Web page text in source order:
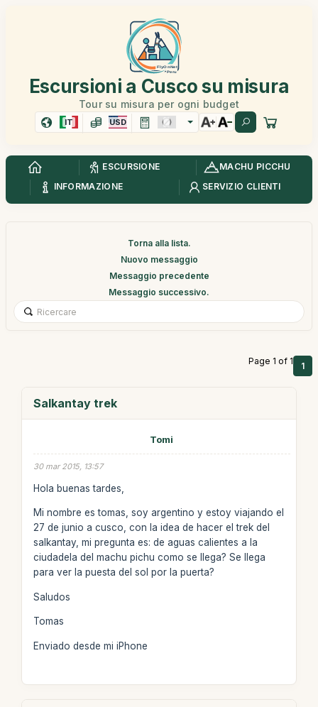
Escursioni a Cusco su misura
Tour su misura per ogni budget
IT USD
ESCURSIONE
MACHU PICCHU
INFORMAZIONE
SERVIZIO CLIENTI
Torna alla lista.
Nuovo messaggio
Messaggio precedente
Messaggio successivo.
Page 1 of 1 1
Salkantay trek
Tomi
30 mar 2015, 13:57
Hola buenas tardes,
Mi nombre es tomas, soy argentino y estoy viajando el
27 de junio a cusco, con la idea de hacer el trek del
salkantay, mi pregunta es: de aguas calientes a la
ciudadela del machu pichu como se llega? Se llega
para ver la puesta del sol por la puerta?
Saludos
Tomas
Enviado desde mi iPhone